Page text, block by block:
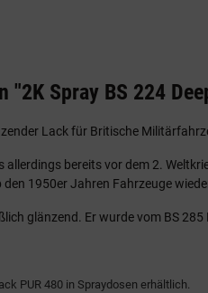
Spray BS 224
Lack für Britische
allerdings bereits vor dem 2.
1950er Jahren Fahrzeuge
glänzend. Er wurde vom BS
PUR 480 in Spraydosen erhältlich.